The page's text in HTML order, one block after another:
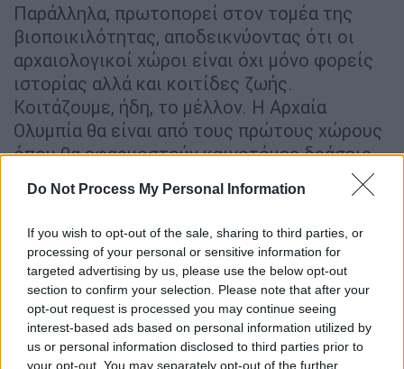
Do Not Process My Personal Information
If you wish to opt-out of the sale, sharing to third parties, or
processing of your personal or sensitive information for
targeted advertising by us, please use the below opt-out
section to confirm your selection. Please note that after your
opt-out request is processed you may continue seeing
interest-based ads based on personal information utilized by
us or personal information disclosed to third parties prior to
your opt-out. You may separately opt-out of the further
Παράλληλα, πρωτοπορεί στον τομέα της
βιοποικιλότητας, αποδεικνύοντας ότι οι
αρχαιολογικοί χώροι είναι όχι μόνο φορείς
ιστορίας αλλά και κοιτίδες ζωής.
Κοιτάζουμε, ήδη, το μέλλον. Η Αρχαία
Ολυμπία θα είναι από τους πρώτους χώρους
όπου θα εφαρμοστούν καινοτόμες δράσεις
σύγχρονων ψηφιακών τεχνολογιών,
ενισχύοντας τη διεθνή της προβολή.
Χρωστάμε όλοι στην Ολυμπία. Και η
δέσμευσή μας είναι ξεκάθαρη: Θα
συνεχίσουμε να επενδύουμε, να
προστατεύουμε και να αναδεικνύουμε αυτόν
τον μοναδικό τόπο, αντάξια της ιστορίας και